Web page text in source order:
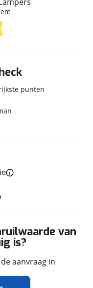
km
integraal
m
m
kg
van
is?
aanvraag in
punten